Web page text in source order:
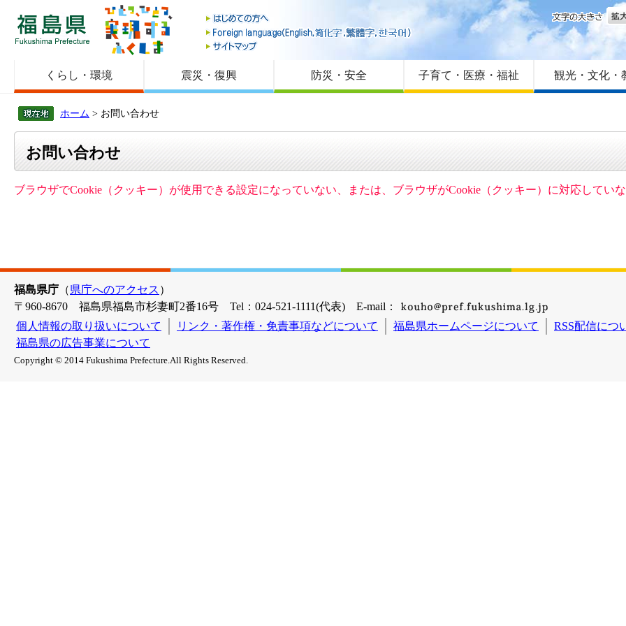
福島県
はじめての方へ
Foreign language
サイトマップ
文字
くらし・環境 震災・復興 防災・安全 子育て・医療・福祉 観光・文化・
ホーム > お問い合わせ
お問い合わせ
ブラウザでCookie（クッキー）が使用できる設定になっていない、または、ブラウザがCookie（クッキー）に対応してい
福島県庁 （県庁へのアクセス ）
〒960-8670 福島県福島市杉妻町2番16号 Tel：024-521-1111(代表) E-mail：
個人情報の取り扱いについて
リンク・著作権・免責事項などについて 福島県ホームページについて
RSS配信につ
福島県の広告事業について
Copyright © 2014 Fukushima Prefecture.All Rights Reserved.